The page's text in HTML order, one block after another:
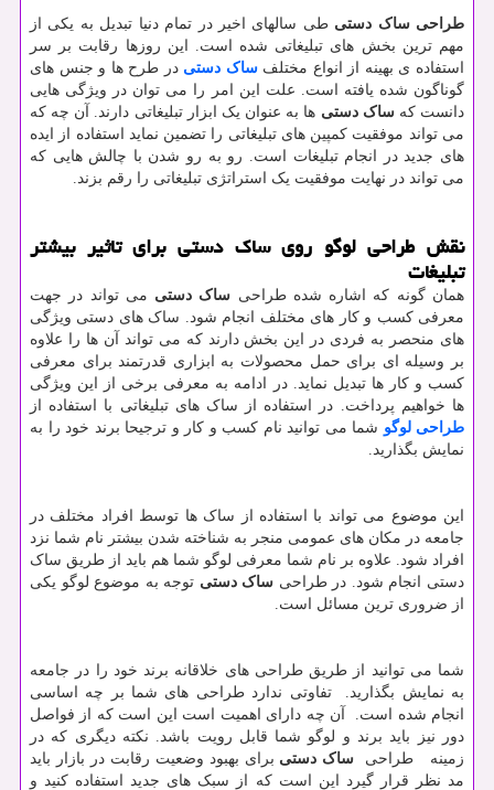
طراحی ساک دستی طی سالهای اخیر در تمام دنیا تبدیل به یکی از
مهم ترین بخش های تبلیغاتی شده است. این روزها رقابت بر سر
استفاده ی بهینه از انواع مختلفساک دستی در طرح ها و جنس های
گوناگون شده یافته است. علت این امر را می توان در ویژگی هایی
دانست کهساک دستی ها به عنوان یک ابزار تبلیغاتی دارند. آن چه که
می تواند موفقیت کمپین های تبلیغاتی را تضمین نماید استفاده از ایده
های جدید در انجام تبلیغات است. رو به رو شدن با چالش هایی که
می تواند در نهایت موفقیت یک استراتژی تبلیغاتی را رقم بزند.
نقش طراحی لوگو روی ساک دستی برای تاثیر بیشتر
تبلیغات
همان گونه که اشاره شده طراحی ساک دستی می تواند در جهت
معرفی کسب و کار های مختلف انجام شود. ساک های دستی ویژگی
های منحصر به فردی در این بخش دارند که می تواند آن ها را علاوه
بر وسیله ای برای حمل محصولات به ابزاری قدرتمند برای معرفی
کسب و کار ها تبدیل نماید. در ادامه به معرفی برخی از این ویژگی
ها خواهیم پرداخت. در استفاده از ساک های تبلیغاتی با استفاده از
طراحی لوگو شما می توانید نام کسب و کار و ترجیحا برند خود را به
نمایش بگذارید.
این موضوع می تواند با استفاده از ساک ها توسط افراد مختلف در
جامعه در مکان های عمومی منجر به شناخته شدن بیشتر نام شما نزد
افراد شود. علاوه بر نام شما معرفی لوگو شما هم باید از طریق ساک
دستی انجام شود. در طراحی ساک دستی توجه به موضوع لوگو یکی
از ضروری ترین مسائل است.
شما می توانید از طریق طراحی های خلاقانه برند خود را در جامعه
به نمایش بگذارید. تفاوتی ندارد طراحی های شما بر چه اساسی
انجام شده است. آن چه دارای اهمیت است این است که از فواصل
دور نیز باید برند و لوگو شما قابل رویت باشد. نکته دیگری که در
زمینه طراحی
ساک دستی برای بهبود وضعیت رقابت در بازار باید
مد نظر قرار گیرد این است که از سبک های جدید استفاده کنید و